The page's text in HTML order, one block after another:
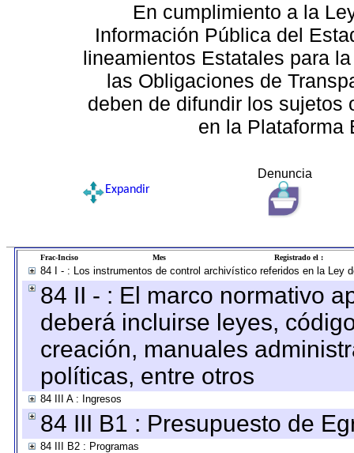
En cumplimiento a la
Información Pública del
lineamientos Estatales para
las Obligaciones de
deben de difundir los sujetos
en la Plataforma
Denuncia
Expandir
Frac-Inciso Mes Registrado el :
84 I - : Los instrumentos de control archivístico referidos en la Ley
84 II - : El marco normativo
deberá incluirse leyes,
creación, manuales
políticas, entre otros
84 III A : Ingresos
84 III B1 : Presupuesto de
84 III B2 : Programas